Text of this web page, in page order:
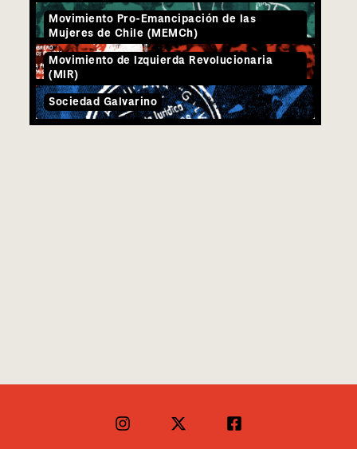
Movimiento Pro-Emancipación de las
Mujeres de Chile (MEMCh)
Movimiento de Izquierda Revolucionaria
(MIR)
Sociedad Galvarino